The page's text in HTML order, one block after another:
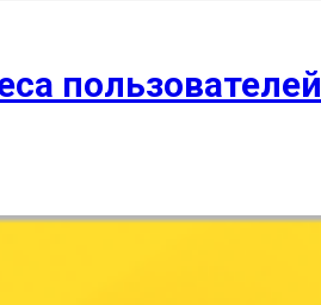
пользователей